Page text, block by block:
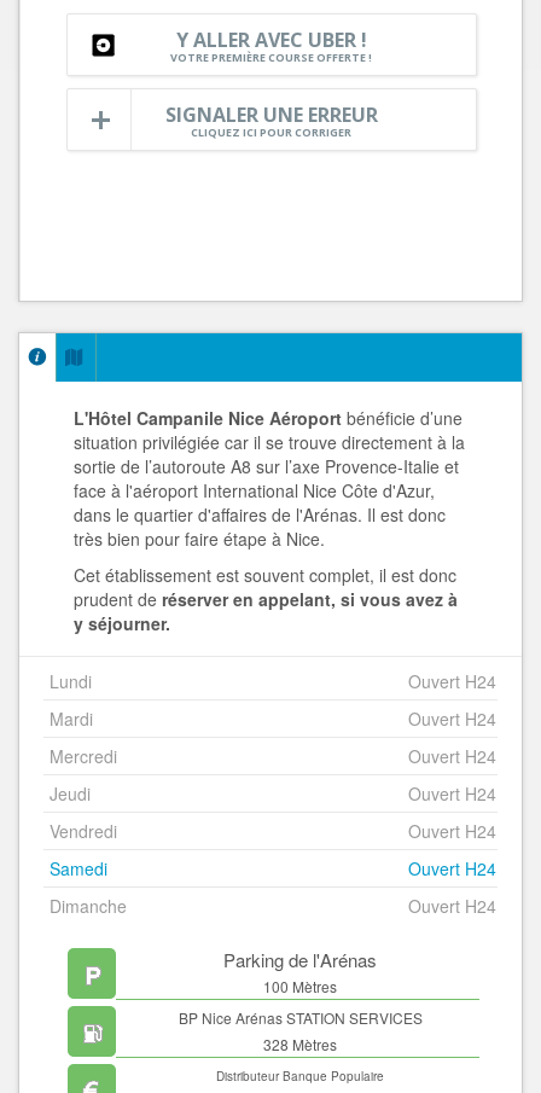
Y ALLER AVEC UBER !
VOTRE PREMIÈRE COURSE OFFERTE !
SIGNALER UNE ERREUR
CLIQUEZ ICI POUR CORRIGER
L'Hôtel Campanile Nice Aéroport bénéficie d’une
situation privilégiée car il se trouve directement à la
sortie de l’autoroute A8 sur l’axe Provence-Italie et
face à l'aéroport International Nice Côte d'Azur,
dans le quartier d'affaires de l'Arénas. Il est donc
très bien pour faire étape à Nice.
Cet établissement est souvent complet, il est donc
prudent de réserver en appelant, si vous avez à
y séjourner.
Lundi
Ouvert H24
Mardi
Ouvert H24
Mercredi
Ouvert H24
Jeudi
Ouvert H24
Vendredi
Ouvert H24
Samedi
Ouvert H24
Dimanche
Ouvert H24
Parking de l'Arénas
100 Mètres
BP Nice Arénas STATION SERVICES
328 Mètres
Distributeur Banque Populaire